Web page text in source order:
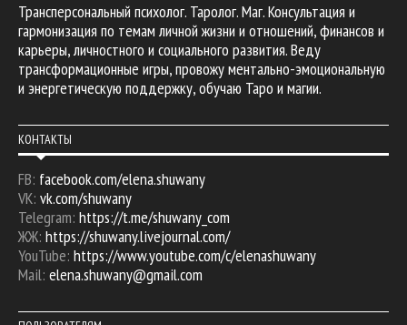
Трансперсональный психолог. Таролог. Маг. Консультация и
гармонизация по темам личной жизни и отношений, финансов и
карьеры, личностного и социального развития. Веду
трансформационные игры, провожу ментально-эмоциональную
и энергетическую поддержку, обучаю Таро и магии.
КОНТАКТЫ
FB: facebook.com/elena.shuwany
VK: vk.com/shuwany
Telegram: https://t.me/shuwany_com
ЖЖ: https://shuwany.livejournal.com/
YouTube: https://www.youtube.com/c/elenashuwany
Mail: elena.shuwany@gmail.com